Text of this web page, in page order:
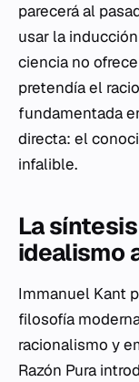
parecerá al
usar la
ciencia no
pretendía el
fundamentada
directa: el
infalible.
La
idealismo
Immanuel Kant
filosofía
racionalismo y
Razón Pura